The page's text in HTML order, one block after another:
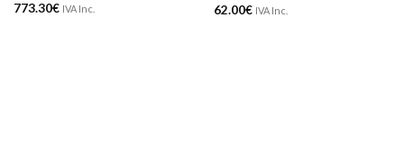
773.30€ IVA Inc.
62.00€ IVA Inc.